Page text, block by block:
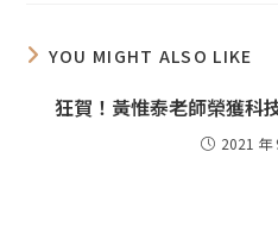
YOU MIGHT ALSO LIKE
狂賀！黃惟泰老師榮獲科
2021 年